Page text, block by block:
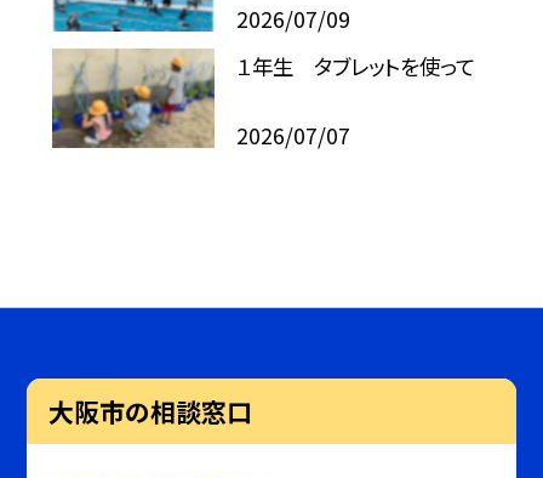
2026/07/09
１年生 タブレットを使って
2026/07/07
大阪市の相談窓口